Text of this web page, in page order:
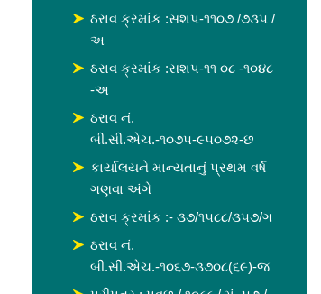
ઠરાવ ક્રમાંક :સશપ-૧૧૦૭ /૭૩૫ /
અ
ઠરાવ ક્રમાંક :સશપ-૧૧ ૦૮ -૧૦૪૮
-અ
ઠરાવ નં.
બી.સી.એચ.-૧૦૭૫-૯૫૦૭૨-છ
કાર્યાલયને માન્યતાનું પ્રથમ વર્ષ
ગણવા અંગે
ઠરાવ ક્રમાંક :- ૩૭/૧૫૮૮/૩૫૭/ગ
ઠરાવ નં.
બી.સી.એચ.-૧૦૬૭-૩૭૦૮(૬૯)-જ